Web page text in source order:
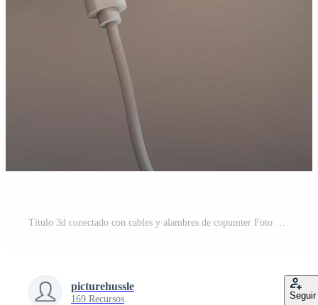
picturehussle
169 Recursos Seguir